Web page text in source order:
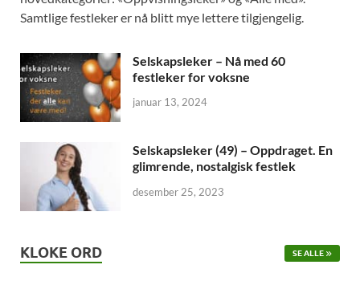
Samtlige festleker er nå blitt mye lettere tilgjengelig.
Selskapsleker – Nå med 60
festleker for voksne
januar 13, 2024
Selskapsleker (49) – Oppdraget. En
glimrende, nostalgisk festlek
desember 25, 2023
KLOKE ORD SE ALLE